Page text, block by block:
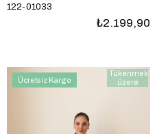
122-01033
₺2.199,90
Ücretsiz Kargo
Tükenmek
üzere